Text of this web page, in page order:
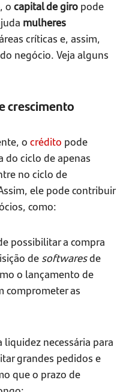
, o capital de giro pode
mulheres
críticas e, assim,
negócio. Veja alguns
crescimento
o crédito pode
do ciclo de apenas
no ciclo de
ele pode contribuir
como:
possibilitar a compra
de softwaresde
o lançamento de
comprometer as
liquidez necessária para
grandes pedidos e
que o prazo de